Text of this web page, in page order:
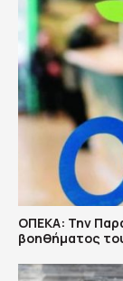
ΟΠΕΚΑ: Την
βοηθήματος